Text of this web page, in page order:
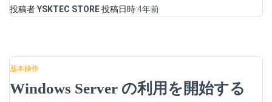
投稿者:YSKTEC STORE投稿日時:4年前
基本操作
Windows Server の利用を開始する